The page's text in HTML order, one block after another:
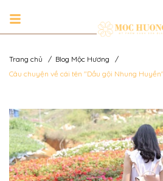
Trang chủ / Blog Mộc Hương
/
Câu chuyện về cái tên "Dầu gội Nhung